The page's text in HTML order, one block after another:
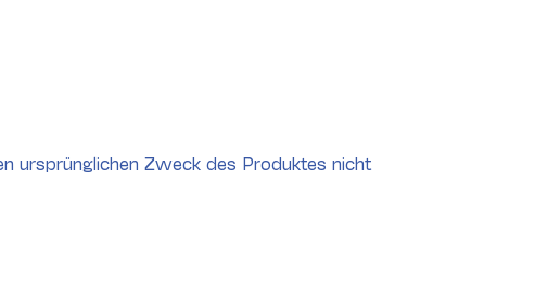
ursprünglichen Zweck des Produktes nicht